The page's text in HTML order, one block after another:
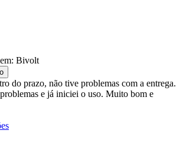
Bivolt
do prazo, não tive problemas com a entrega.
e já iniciei o uso. Muito bom e